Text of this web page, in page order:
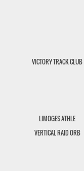
VICTORY TRACK CLUB
LIMOGES ATHLE
VERTICAL RAID ORB